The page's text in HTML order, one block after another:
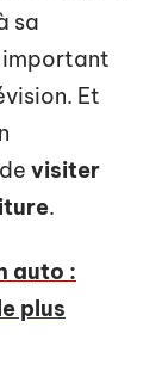
sa
important
Et
visiter
.
auto :
plus